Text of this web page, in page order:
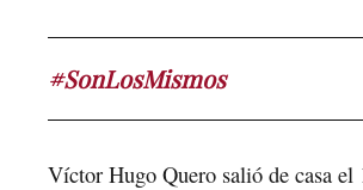
#SonLosMismos
Víctor Hugo Quero salió de casa el